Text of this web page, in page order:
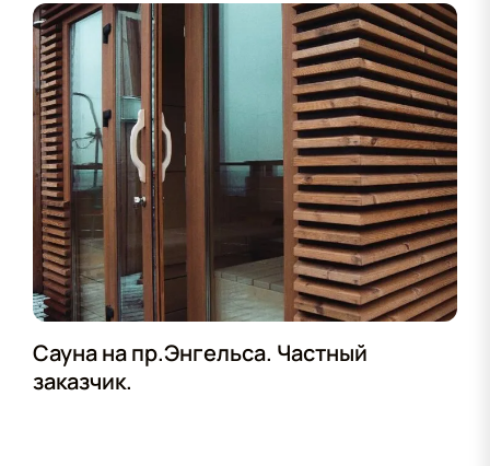
Сауна на пр.Энгельса. Частный
заказчик.